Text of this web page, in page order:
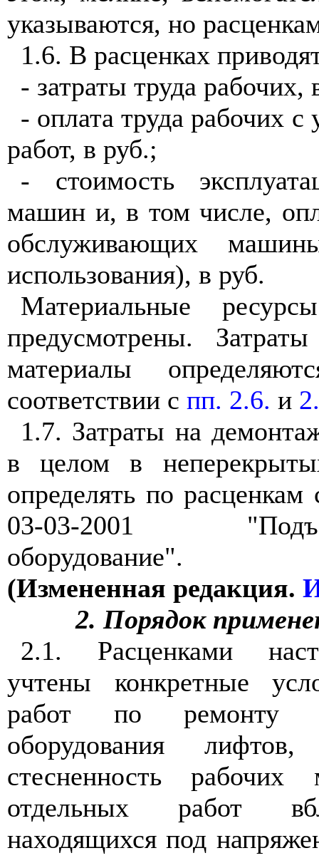
указываются, но
1.6. В расценках
- затраты труда рабочих,
- оплата труда рабочих с
работ, в руб.;
- стоимость
машин и, в том числе,
обслуживающих
использования), в руб.
Материальные
предусмотрены.
материалы
соответствии с пп. 2.6. и
1.7. Затраты на
в целом в
определять по
03-03-2001
оборудование".
(Измененная редакция.
2. Порядок
2.1. Расценками
учтены конкретные
работ по ремонту
оборудования
стесненность рабочих
отдельных работ
находящихся под